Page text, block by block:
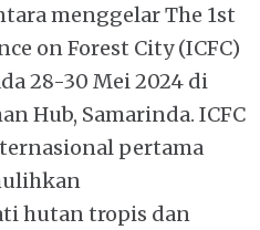
menggelar The 1st
on Forest City (ICFC)
28-30 Mei 2024 di
Hub, Samarinda. ICFC
pertama
hutan tropis dan